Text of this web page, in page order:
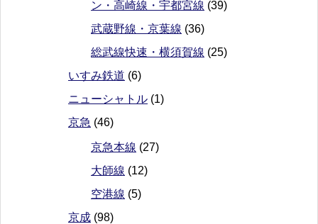
ン・高崎線・宇都宮線 (39)
武蔵野線・京葉線 (36)
総武線快速・横須賀線 (25)
いすみ鉄道 (6)
ニューシャトル (1)
京急 (46)
京急本線 (27)
大師線 (12)
空港線 (5)
京成 (98)